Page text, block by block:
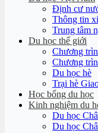
Định cư
Thông tin
Trung tâm
Du học thế giới
Chương
Chương
Du học hè
Trại hè
Học bổng du học
Kinh nghiệm du
Du học
Du học